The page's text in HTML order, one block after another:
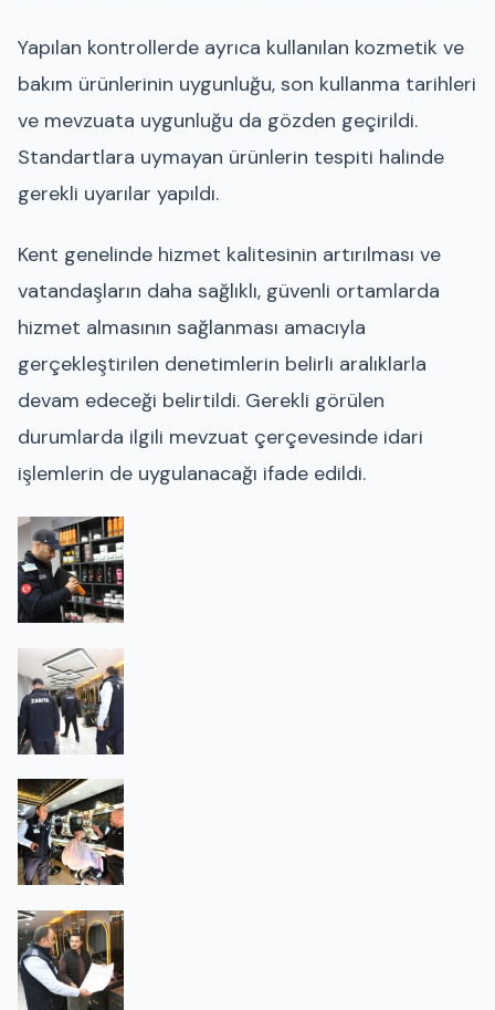
Yapılan kontrollerde ayrıca kullanılan kozmetik ve
bakım ürünlerinin uygunluğu, son kullanma tarihleri
ve mevzuata uygunluğu da gözden geçirildi.
Standartlara uymayan ürünlerin tespiti halinde
gerekli uyarılar yapıldı.
Kent genelinde hizmet kalitesinin artırılması ve
vatandaşların daha sağlıklı, güvenli ortamlarda
hizmet almasının sağlanması amacıyla
gerçekleştirilen denetimlerin belirli aralıklarla
devam edeceği belirtildi. Gerekli görülen
durumlarda ilgili mevzuat çerçevesinde idari
işlemlerin de uygulanacağı ifade edildi.